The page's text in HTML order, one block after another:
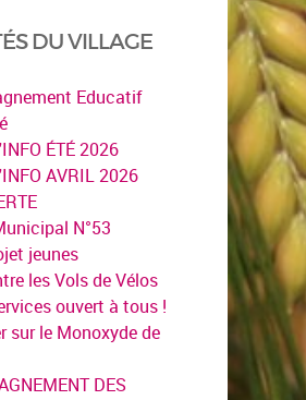
savoir plus
DU VILLAGE
Educatif
ÉTÉ 2026
AVRIL 2026
N°53
jeunes
les Vols de Vélos
ouvert à tous !
sur le Monoxyde de
DES